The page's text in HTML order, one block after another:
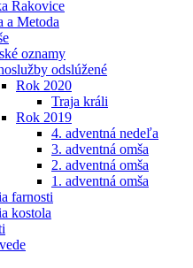
Rakovice
a Metoda
oznamy
odslúžené
Rok 2020
Traja králi
Rok 2019
4. adventná nedeľa
3. adventná omša
2. adventná omša
1. adventná omša
farnosti
kostola